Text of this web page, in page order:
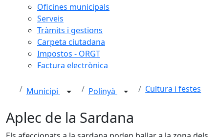
Oficines municipals
Serveis
Tràmits i gestions
Carpeta ciutadana
Impostos - ORGT
Factura electrònica
Municipi Polinyà Cultura i festes
Aplec de la Sardana